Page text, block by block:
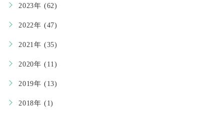
2023年 (62)
2022年 (47)
2021年 (35)
2020年 (11)
2019年 (13)
2018年 (1)